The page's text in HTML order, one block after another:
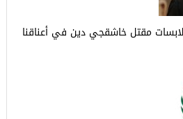
مقتل خاشقجي دين في أعناقنا